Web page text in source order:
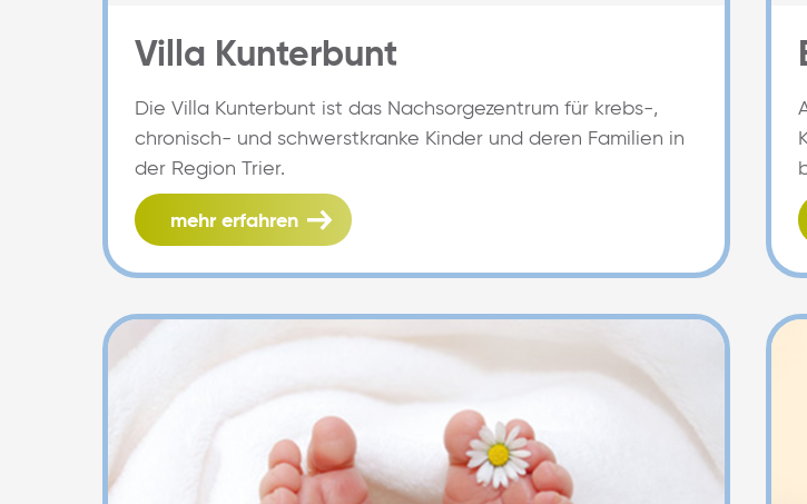
Villa Kunterbunt
Die Villa Kunterbunt ist das Nachsorgezentrum für krebs-,
chronisch- und schwerstkranke Kinder und deren Familien in
der Region Trier.
mehr erfahren